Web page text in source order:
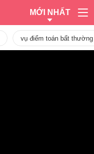
MỚI NHẤT
vụ điểm toán bất